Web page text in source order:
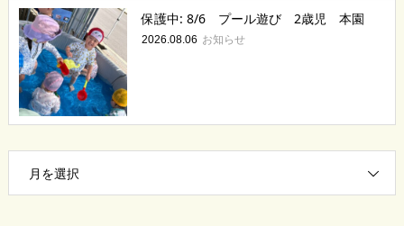
保護中: 8/6 プール遊び 2歳児 本園
2026.08.06 お知らせ
月を選択